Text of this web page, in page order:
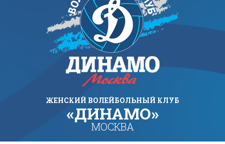
ЖЕНСКИЙ ВОЛЕЙБОЛЬНЫЙ КЛУБ
«ДИНАМО»
МОСКВА